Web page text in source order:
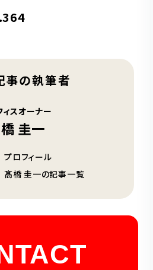
事の執筆者
ィスオーナー
圭一
プロフィール
髙橋 圭一の記事一覧